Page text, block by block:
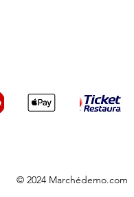
© 2024 Marchédemo.com